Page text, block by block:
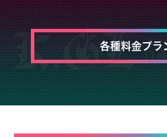
各種料金プラ